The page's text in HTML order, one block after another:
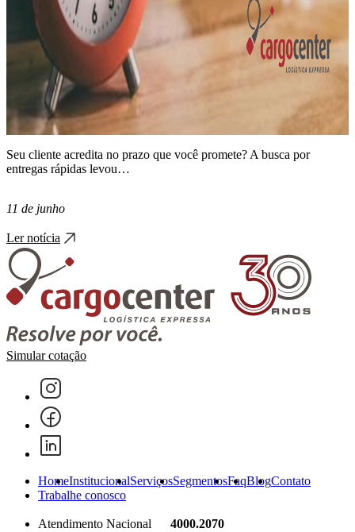
Seu cliente acredita no prazo que você promete? A busca por
entregas rápidas levou…
11 de junho
Ler notícia
Simular cotação
HomeInstitucionalServiçosSegmentosFaqBlogContato
Trabalhe conosco
Atendimento Nacional
4000.2070